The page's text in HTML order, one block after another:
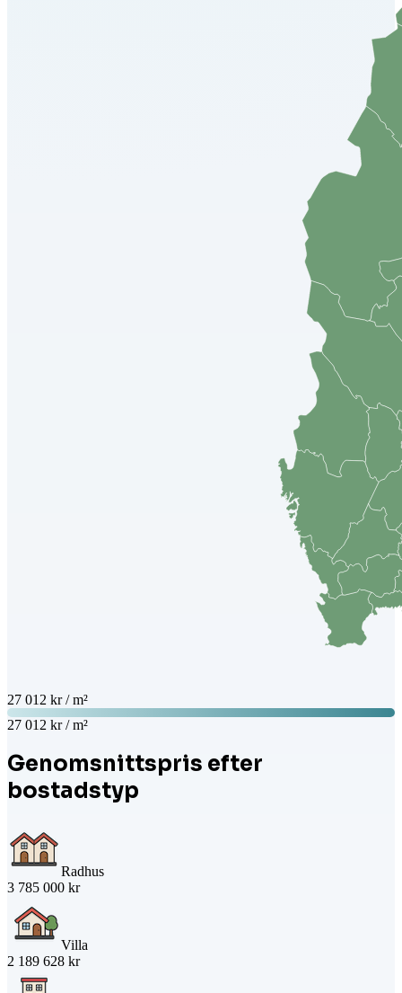
27 012 kr / m²
27 012 kr / m²
Genomsnittspris efter
bostadstyp
Radhus
3 785 000 kr
Villa
2 189 628 kr